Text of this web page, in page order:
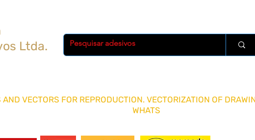
Ltda.
AND VECTORS FOR REPRODUCTION. VECTORIZATION OF
WHATS